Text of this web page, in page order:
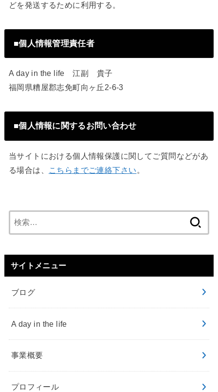
どを発送するために利用する。
■個人情報管理責任者
A day in the life 江副 貴子
福岡県糟屋郡志免町向ヶ丘2-6-3
■個人情報に関するお問い合わせ
当サイトにおける個人情報保護に関してご質問などがあ
る場合は、
こちらまでご連絡下さい 。
索:
サイトメニュー
ブログ
A day in the life
事業概要
プロフィール